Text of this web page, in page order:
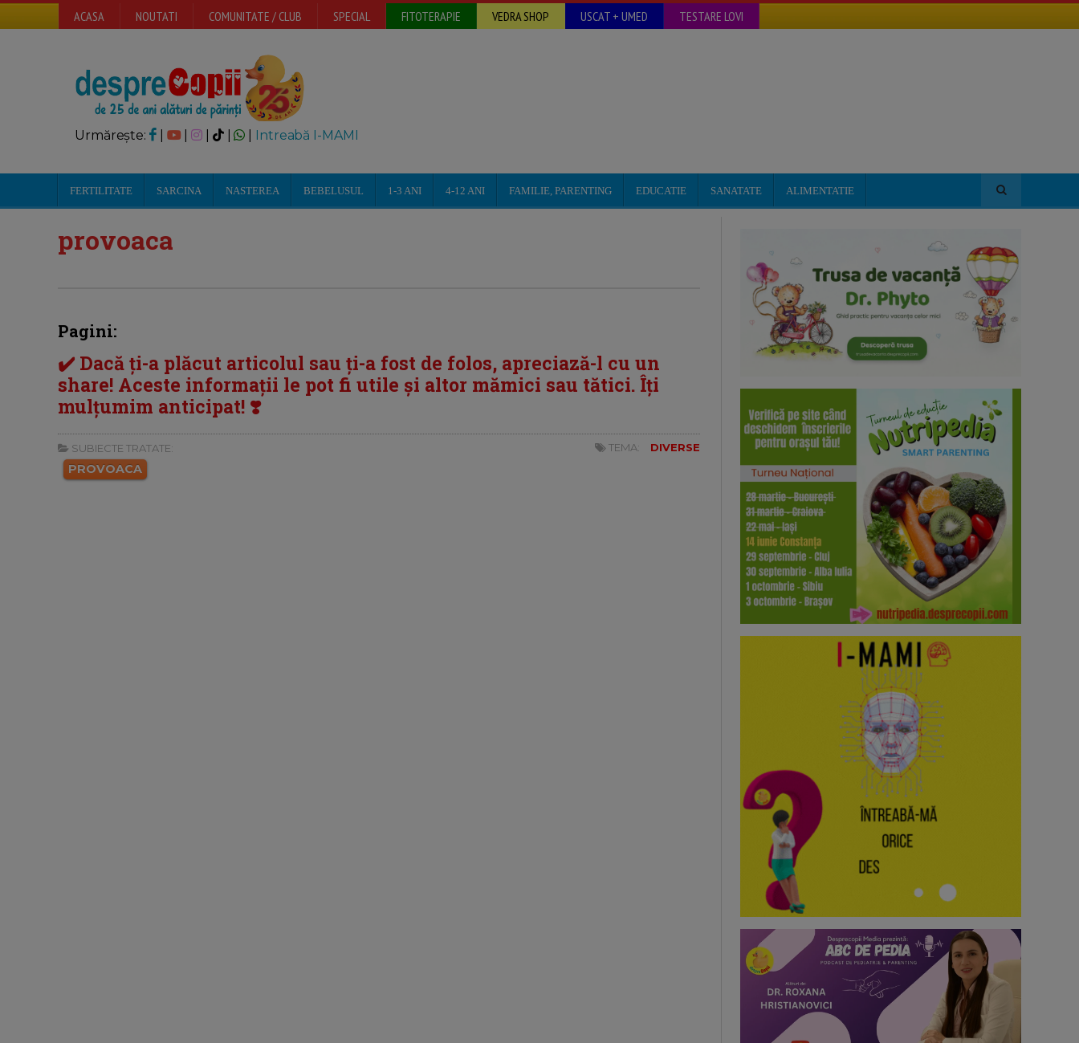
ACASA NOUTATI COMUNITATE / CLUB SPECIAL FITOTERAPIE VEDRA SHOP USCAT + UMED TESTARE LOVI
Urmărește: | | Intreabă I-MAMI
FERTILITATE SARCINA NASTEREA BEBELUSUL 1-3 ANI 4-12 ANI FAMILIE, PARENTING EDUCATIE SANATATE ALIMENTATIE
provoaca
Pagini:
✔️ Dacă ți-a plăcut articolul sau ți-a fost de folos, apreciază-l cu un
share! Aceste informații le pot fi utile și altor mămici sau tătici. Îți
mulțumim anticipat! ❣️
SUBIECTE TRATATE:
PROVOACA
TEMA: DIVERSE